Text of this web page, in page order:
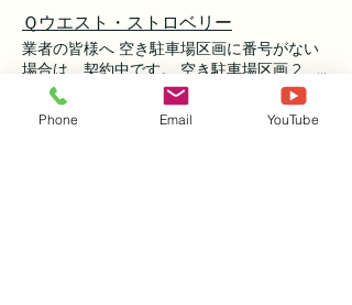
場の区画は、以下の図面にてご確認お願いし
ます。 ■お問い合わせ先 株式会社 レント
フリーダイヤル 0120-57-0102 TEL 0761-
58-6888 / FAX 0761-58-6222 E-
mail daisuki@kk-rent.co.jp
Ｑウエスト・ストロベリー
業者の皆様へ 空き駐車場区画に番号がない
場合は、契約中です。 空き駐車場区画 2、
3、7 一時利用の予定 区画： 日時： ※空
き駐車場の区画は、以下の図面にてご確認お
願いします。 ■お問い合わせ先 株式会社
パールリゾート
Phone Email YouTube